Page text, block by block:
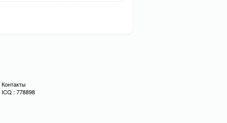
Контакты
ICQ : 778898